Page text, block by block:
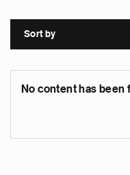
Sort by
No content has been